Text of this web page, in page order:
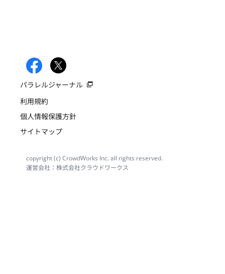
パラレルジャーナル
利用規約
個人情報保護方針
サイトマップ
copyright (c) CrowdWorks Inc. all rights reserved.
運営会社：株式会社クラウドワークス